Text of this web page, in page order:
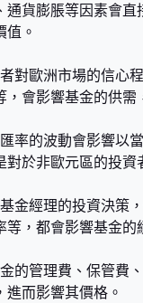
通貨膨脹等因素會直
值。
對歐洲市場的信心
，會影響基金的供需
率的波動會影響以
對於非歐元區的投資
金經理的投資決策
等，都會影響基金的
的管理費、保管費
進而影響其價格。